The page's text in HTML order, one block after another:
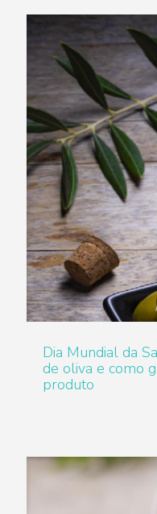
Dia Mundial da
de oliva e como
produto